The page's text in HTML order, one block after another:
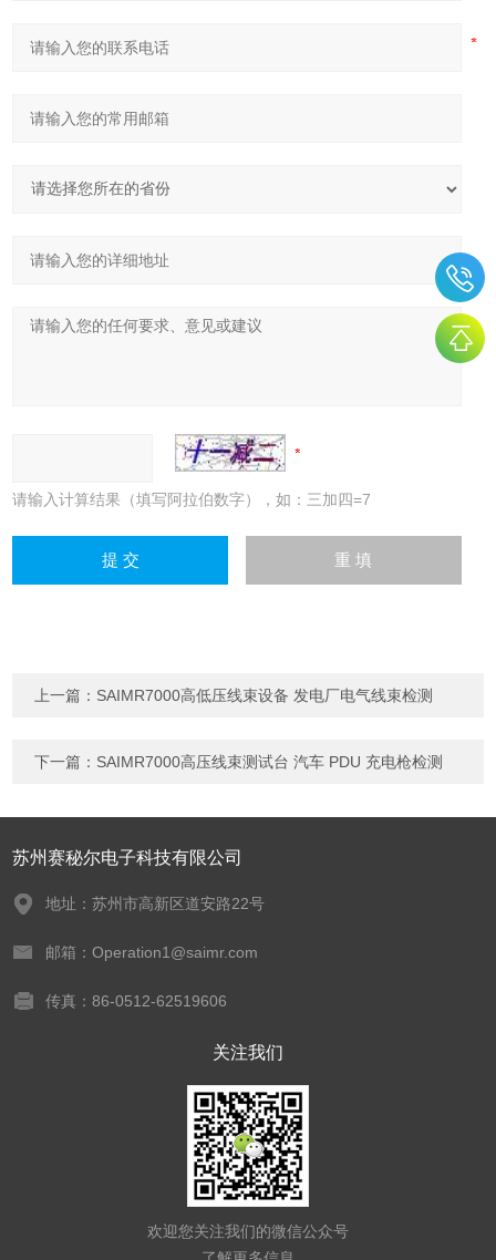
请输入计算结果（填写阿拉伯数字），如：三加四=7
上一篇： SAIMR7000高低压线束设备 发电厂电气线束检测
下一篇： SAIMR7000高压线束测试台 汽车 PDU 充电枪检测
苏州赛秘尔电子科技有限公司
地址：苏州市高新区道安路22号
邮箱：Operation1@saimr.com
传真：86-0512-62519606
关注我们
欢迎您关注我们的微信公众号